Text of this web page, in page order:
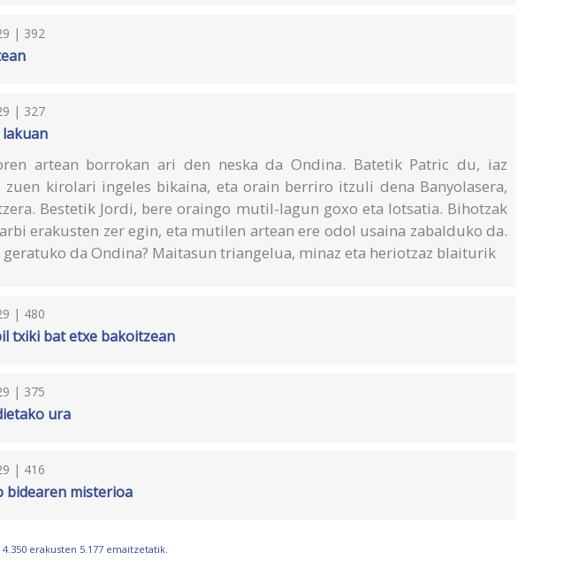
| 392
| 327
artean borrokan ari den neska da Ondina. Batetik Patric du, iaz
zuen kirolari ingeles bikaina, eta orain berriro itzuli dena Banyolasera,
Bestetik Jordi, bere oraingo mutil-lagun goxo eta lotsatia. Bihotzak
erakusten zer egin, eta mutilen artean ere odol usaina zabalduko da.
da Ondina? Maitasun triangelua, minaz eta heriotzaz blaiturik
| 480
txiki bat etxe bakoitzean
| 375
ura
| 416
bidearen misterioa
4.350 erakusten 5.177 emaitzetatik.